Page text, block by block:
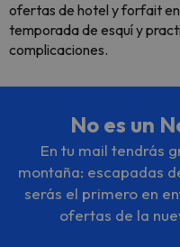
ofertas de hotel y forfait
temporada de esquí y
complicaciones.
No es un
En tu mail tendrás
montaña: escapadas
serás el primero en
ofertas de la